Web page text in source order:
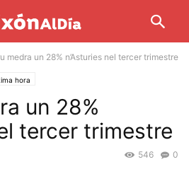
medra un 28% n’Asturies nel tercer trimestre
hora
un 28%
tercer trimestre
0
546